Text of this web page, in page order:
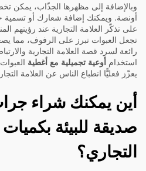
أونصة. ويمكنك إضافة شعارك أو تسمية
على تذكّر العلامة التجارية عند رؤيتهم
تجعل العبوات تبرز على الرفوف، مما
رائعة لسرد قصة العلامة التجارية
استخدام أوعية تجميلية مع أغطية
يعزّز فعليًّا انطباع الناس عن العلامة
صديقة للبيئة
التجاري؟